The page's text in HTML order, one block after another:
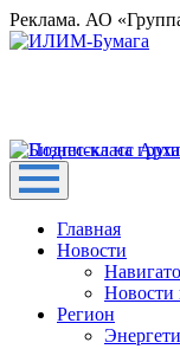
Реклама. АО
Главная
Новости
Новости
Регион